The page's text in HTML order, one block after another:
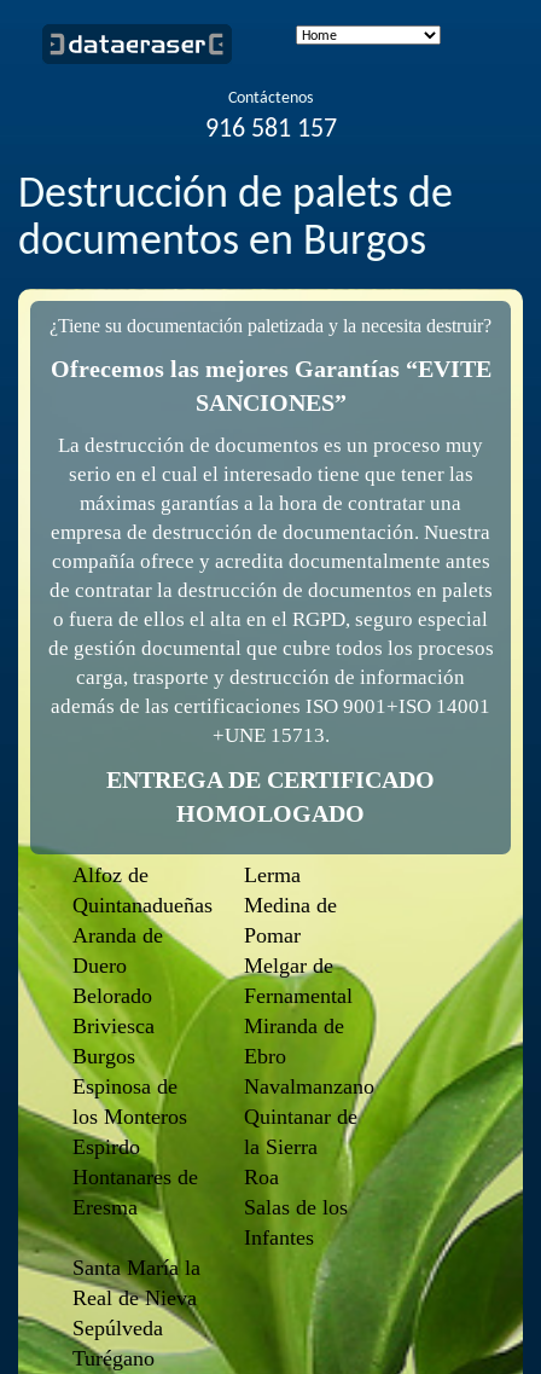
Contáctenos
916 581 157
Destrucción de palets de
documentos en Burgos
¿Tiene su documentación paletizada y la necesita destruir?
Ofrecemos las mejores Garantías “EVITE
SANCIONES”
La destrucción de documentos es un proceso muy
serio en el cual el interesado tiene que tener las
máximas garantías a la hora de contratar una
empresa de destrucción de documentación. Nuestra
compañía ofrece y acredita documentalmente antes
de contratar la destrucción de documentos en palets
o fuera de ellos el alta en el RGPD, seguro especial
de gestión documental que cubre todos los procesos
carga, trasporte y destrucción de información
además de las certificaciones ISO 9001+ISO 14001
+UNE 15713.
ENTREGA DE CERTIFICADO
HOMOLOGADO
Alfoz de
Quintanadueñas
Aranda de
Duero
Belorado
Briviesca
Burgos
Espinosa de
los Monteros
Espirdo
Hontanares de
Eresma
Lerma
Medina de
Pomar
Melgar de
Fernamental
Miranda de
Ebro
Navalmanzano
Quintanar de
la Sierra
Roa
Salas de los
Infantes
Santa María la
Real de Nieva
Sepúlveda
Turégano